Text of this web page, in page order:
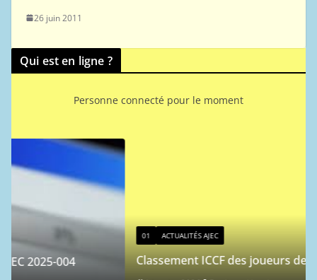
26 juin 2011
Qui est en ligne ?
Personne connecté pour le moment
Classement ICCF des joueurs de l’AJEC – 2026/1